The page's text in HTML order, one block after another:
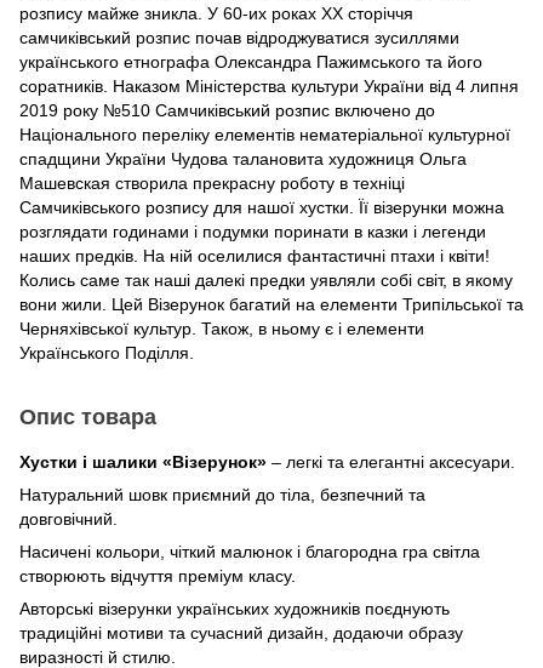
розпису майже зникла. У 60-их роках XX сторіччя
самчиківський розпис почав відроджуватися зусиллями
українського етнографа Олександра Пажимського та його
соратників. Наказом Міністерства культури України від 4 липня
2019 року №510 Самчиківський розпис включено до
Національного переліку елементів нематеріальної культурної
спадщини України Чудова талановита художниця Ольга
Машевская створила прекрасну роботу в техніці
Самчиківського розпису для нашої хустки. Її візерунки можна
розглядати годинами і подумки поринати в казки і легенди
наших предків. На ній оселилися фантастичні птахи і квіти!
Колись саме так наші далекі предки уявляли собі світ, в якому
вони жили. Цей Візерунок багатий на елементи Трипільської та
Черняхівської культур. Також, в ньому є і елементи
Українського Поділля.
Опис товара
Хустки і шалики «Візерунок» – легкі та елегантні аксесуари.
Натуральний шовк приємний до тіла, безпечний та
довговічний.
Насичені кольори, чіткий малюнок і благородна гра світла
створюють відчуття преміум класу.
Авторські візерунки українських художників поєднують
традиційні мотиви та сучасний дизайн, додаючи образу
виразності й стилю.